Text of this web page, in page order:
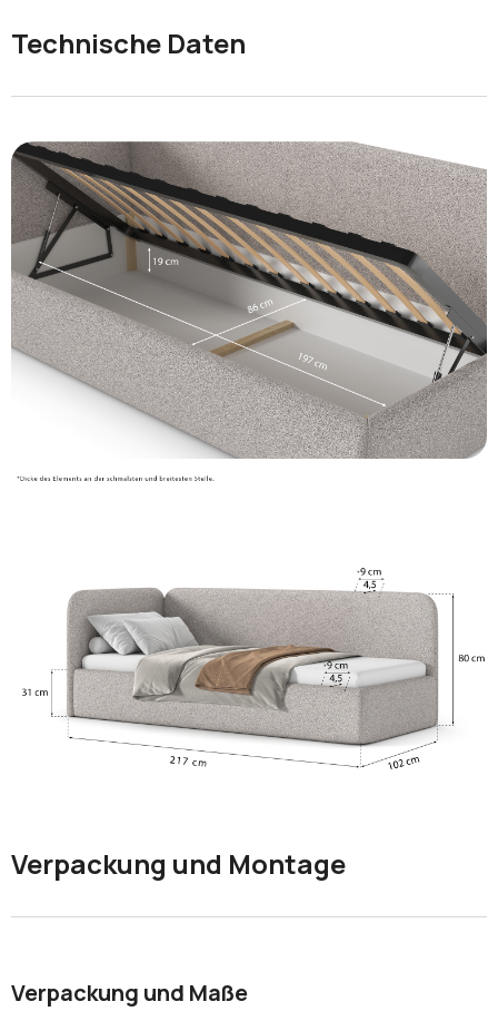
Technische Daten
Verpackung und Montage
Verpackung und Maße